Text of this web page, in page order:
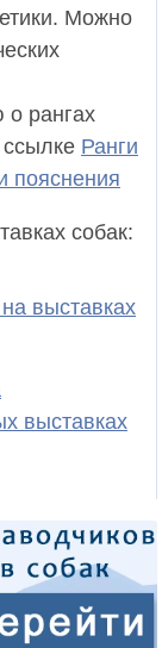
Можно
рангах
Ранги
пояснения
собак:
выставках
выставках